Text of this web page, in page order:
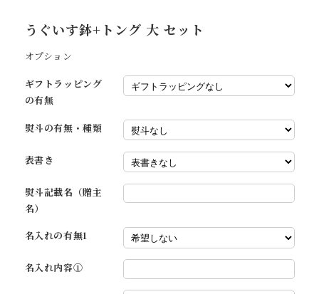
うぐいす鉢+トング 大 セット
オプション
ギフトラッピング
の有無
熨斗の有無・種類
表書き
熨斗記載名（贈主
名）
名入れの有無1
名入れ内容①